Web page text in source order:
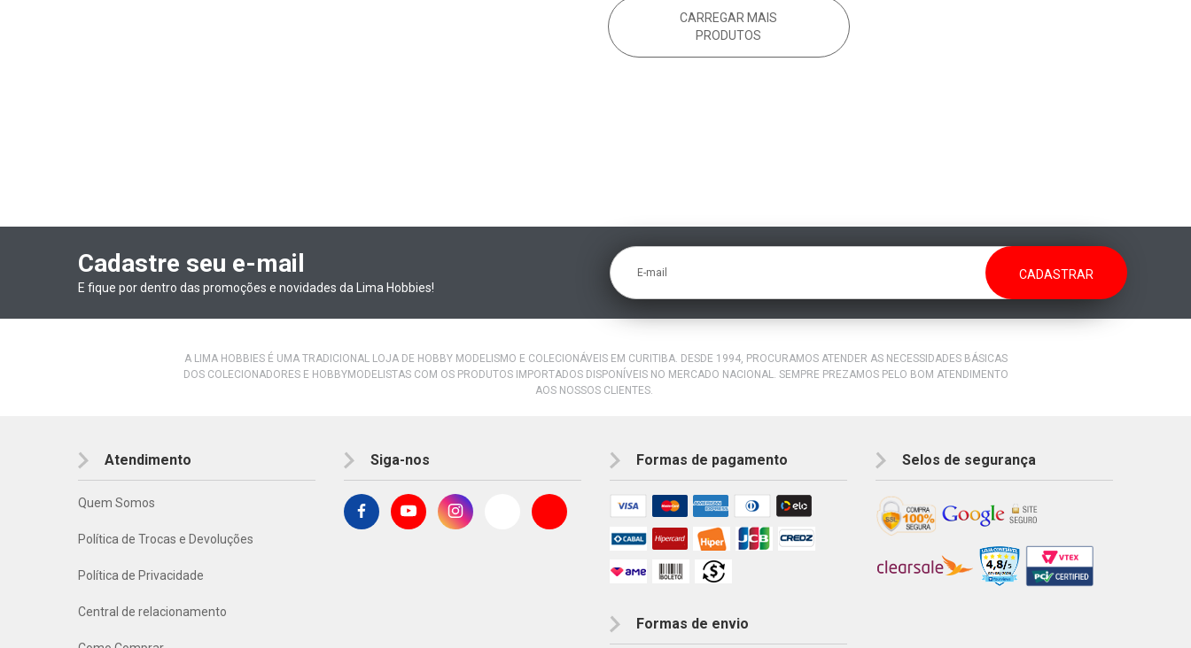
CARREGAR MAIS
PRODUTOS
Cadastre seu e-mail
E fique por dentro das promoções e novidades da Lima Hobbies!
E-mail
A LIMA HOBBIES É UMA TRADICIONAL LOJA DE HOBBY MODELISMO E COLECIONÁVEIS EM CURITIBA. DESDE 1994, PROCURAMOS ATENDER AS NECESSIDADES BÁSICAS
DOS COLECIONADORES E HOBBYMODELISTAS COM OS PRODUTOS IMPORTADOS DISPONÍVEIS NO MERCADO NACIONAL. SEMPRE PREZAMOS PELO BOM ATENDIMENTO
AOS NOSSOS CLIENTES.
Atendimento
Quem Somos
Política de Trocas e Devoluções
Política de Privacidade
Central de relacionamento
Siga-nos Formas de pagamento
Formas de envio
Selos de segurança